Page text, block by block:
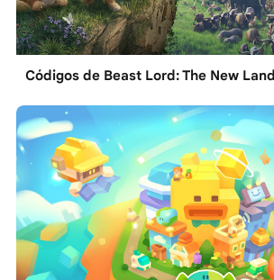
Códigos de Beast Lord: The New Land